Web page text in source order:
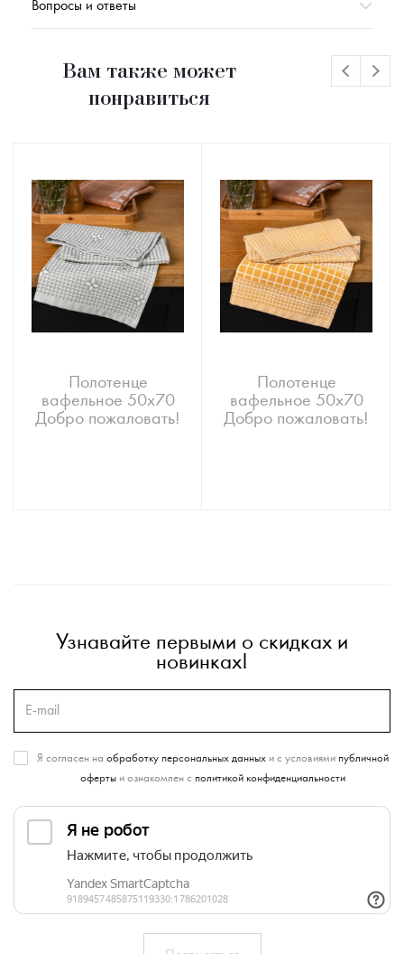
Вопросы и ответы
Вам также может
понравиться
Полотенце
вафельное 50х70
Добро пожаловать!
Полотенце
вафельное 50х70
Добро пожаловать!
Узнавайте первыми о скидках и
новинках!
Я согласен на обработку персональных данныхи с условиями публичной
офертыи ознакомлен с политикой конфиденциальности